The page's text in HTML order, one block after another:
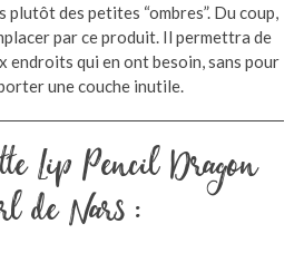
plutôt des petites “ombres”. Du coup,
par ce produit. Il permettra de
endroits qui en ont besoin, sans pour
une couche inutile.
Lip Pencil Dragon
de Nars :